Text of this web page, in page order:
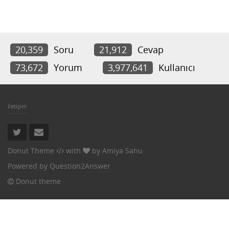
20,359 Soru 21,912
Cevap
73,672
Yorum 3,977,641 Kullanıcı
İletişim
Donut Theme with by Amiya Sahu
Powered by Question2Answer
Donut theme